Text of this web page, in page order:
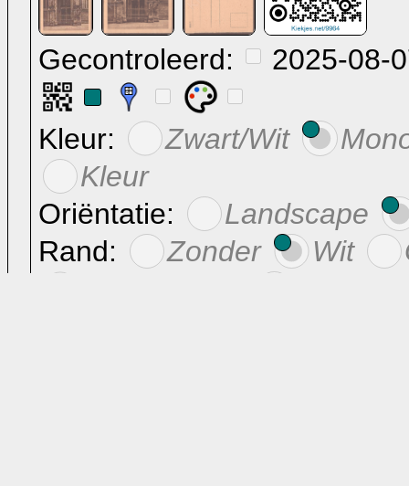
Gecontroleerd: 2025-08-
Kleur: Zwart/Wit
Kleur
Oriëntatie:
Landscape
Rand:
Zonder Wit